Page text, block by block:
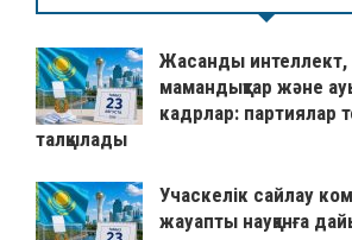
Жасанды интеллект,
мамандықтар және
кадрлар: партиялар
талқылады
Учаскелік сайлау
жауапты науқанға